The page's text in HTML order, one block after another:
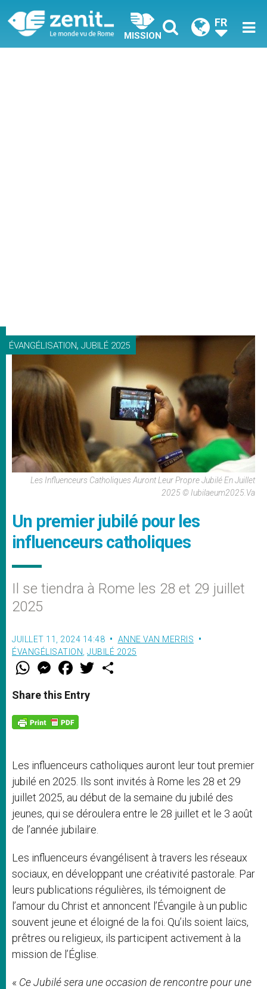
MISSION
FR
ÉVANGÉLISATION, JUBILÉ 2025
Les Influenceurs Catholiques Auront Leur Propre Jubilé En Juillet
2025 © Iubilaeum2025.va
Un premier jubilé pour les
influenceurs catholiques
Il se tiendra à Rome les 28 et 29 juillet
2025
JUILLET 11, 2024 14:48
ANNE VAN MERRIS
ÉVANGÉLISATION JUBILÉ 2025
W
t
s
p
p
M
e
s
e
g
e
F
a
e
b
o
k
w
Share this Entry
Les influenceurs catholiques auront leur tout premier
jubilé en 2025. Ils sont invités à Rome les 28 et 29
juillet 2025, au début de la semaine du jubilé des
jeunes, qui se déroulera entre le 28 juillet et le 3 août
de l’année jubilaire.
Les influenceurs évangélisent à travers les réseaux
sociaux, en développant une créativité pastorale. Par
leurs publications régulières, ils témoignent de
l’amour du Christ et annoncent l’Évangile à un public
souvent jeune et éloigné de la foi. Qu’ils soient laïcs,
prêtres ou religieux, ils participent activement à la
mission de l’Église.
« Ce Jubilé sera une occasion de rencontre pour une